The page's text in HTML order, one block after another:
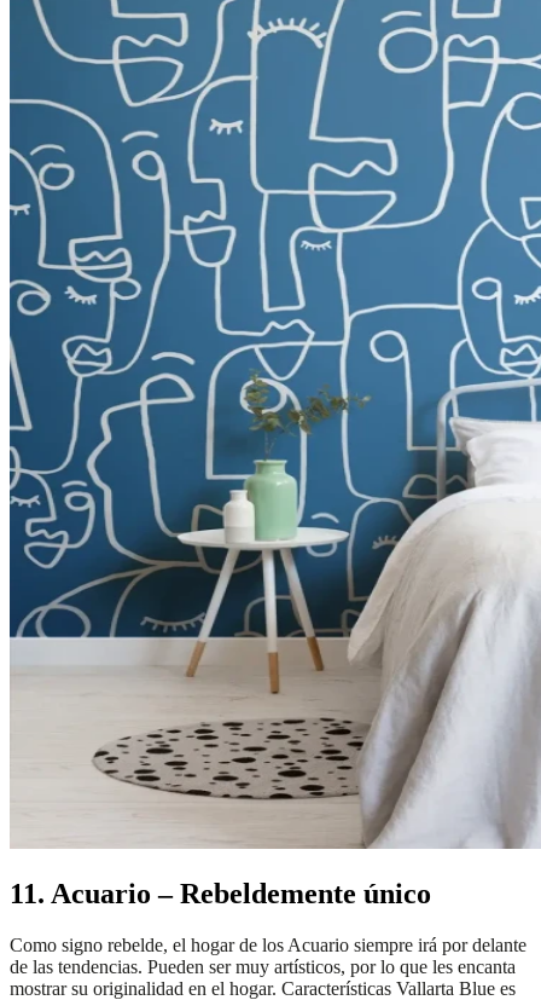
11. Acuario – Rebeldemente único
Como signo rebelde, el hogar de los Acuario siempre irá por delante
de las tendencias. Pueden ser muy artísticos, por lo que les encanta
mostrar su originalidad en el hogar. Características Vallarta Blue es